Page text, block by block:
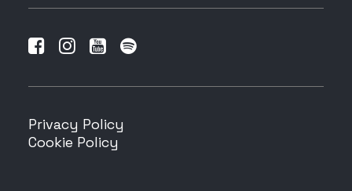
Privacy Policy
Cookie Policy